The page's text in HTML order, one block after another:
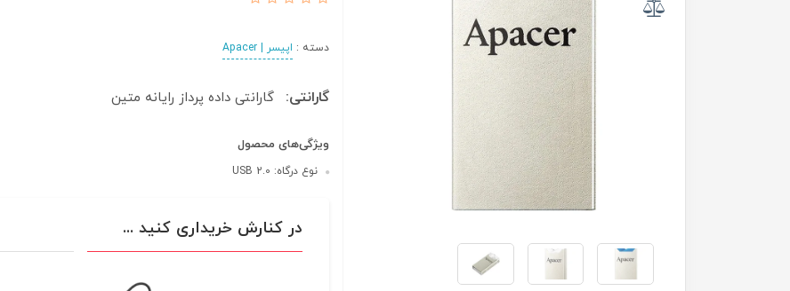
دسته : اپیسر | Apacer
گارانتی: گارانتی داده پرداز رایانه متین
ویژگی‌های محصول
نوع درگاه: USB 2.0
در کنارش خریداری کنید ...